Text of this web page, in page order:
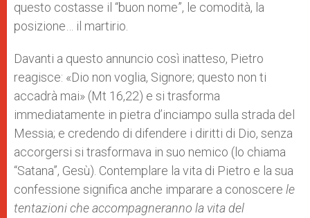
questo costasse il “buon nome”, le comodità, la
posizione… il martirio.
Davanti a questo annuncio così inatteso, Pietro
reagisce: «Dio non voglia, Signore; questo non ti
accadrà mai» (Mt 16,22) e si trasforma
immediatamente in pietra d’inciampo sulla strada del
Messia; e credendo di difendere i diritti di Dio, senza
accorgersi si trasformava in suo nemico (lo chiama
“Satana”, Gesù). Contemplare la vita di Pietro e la sua
confessione significa anche imparare a conoscere le
tentazioni che accompagneranno la vita del